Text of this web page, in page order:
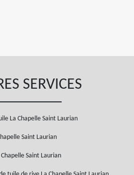
SERVICES
La Chapelle Saint Laurian
Saint Laurian
Saint Laurian